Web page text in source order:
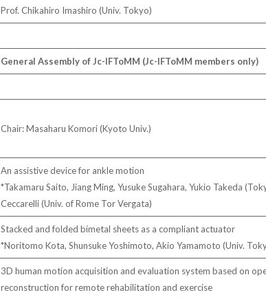
Prof. Chikahiro Imashiro (Univ. Tokyo)
General Assembly of Jc-IFToMM (Jc-IFToMM members only)
Chair: Masaharu Komori (Kyoto Univ.)
An assistive device for ankle motion
*Takamaru Saito, Jiang Ming, Yusuke Sugahara, Yukio Takeda
Ceccarelli (Univ. of Rome Tor Vergata)
Stacked and folded bimetal sheets as a compliant actuator
*Noritomo Kota, Shunsuke Yoshimoto, Akio Yamamoto (Univ.
3D human motion acquisition and evaluation system based on
reconstruction for remote rehabilitation and exercise